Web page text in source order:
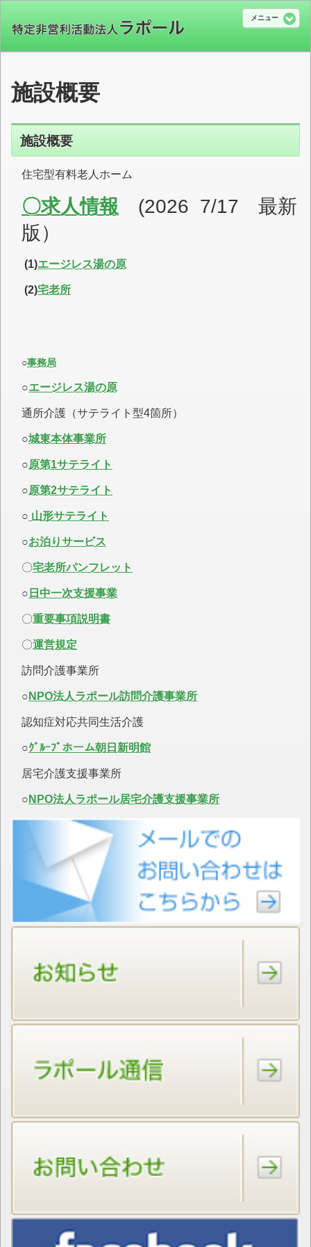
メニュー
施設概要
施設概要
住宅型有料老人ホーム
〇求人情報 (2026 7/17 最新
版）
(1)エージレス湯の原
(2)宅老所
○事務局
○エージレス湯の原
通所介護（サテライト型4箇所）
○城東本体事業所
○原第1サテライト
○原第2サテライト
○ 山形サテライト
○お泊りサービス
〇宅老所パンフレット
○ 日中一次支援事業
〇重要事項説明書
〇運営規定
訪問介護事業所
○ NPO法人ラポール訪問介護事業所
認知症対応共同生活介護
○ｸﾞﾙｰﾌﾟホーム朝日新明館
居宅介護支援事業所
○ NPO法人ラポール居宅介護支援事業所